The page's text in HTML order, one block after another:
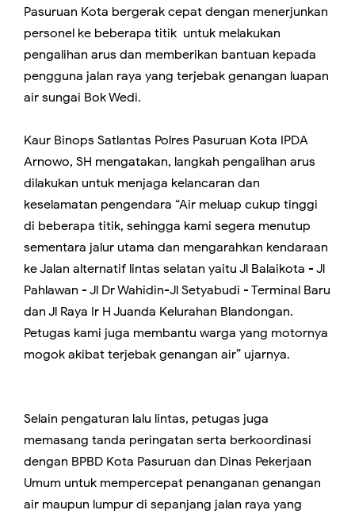
Pasuruan Kota bergerak cepat dengan menerjunkan
personel ke beberapa titik untuk melakukan
pengalihan arus dan memberikan bantuan kepada
pengguna jalan raya yang terjebak genangan luapan
air sungai Bok Wedi.
Kaur Binops Satlantas Polres Pasuruan Kota IPDA
Arnowo, SH mengatakan, langkah pengalihan arus
dilakukan untuk menjaga kelancaran dan
keselamatan pengendara “Air meluap cukup tinggi
di beberapa titik, sehingga kami segera menutup
sementara jalur utama dan mengarahkan kendaraan
ke Jalan alternatif lintas selatan yaitu Jl Balaikota - Jl
Pahlawan - Jl Dr Wahidin-Jl Setyabudi - Terminal Baru
dan Jl Raya Ir H Juanda Kelurahan Blandongan.
Petugas kami juga membantu warga yang motornya
mogok akibat terjebak genangan air” ujarnya.
Selain pengaturan lalu lintas, petugas juga
memasang tanda peringatan serta berkoordinasi
dengan BPBD Kota Pasuruan dan Dinas Pekerjaan
Umum untuk mempercepat penanganan genangan
air maupun lumpur di sepanjang jalan raya yang